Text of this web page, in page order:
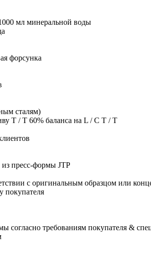
мл минеральной воды
форсунка
сталям)
T / T 60% баланса на L / C T / T
из пресс-формы JTP
с оригинальным образцом или
покупателя
согласно требованиям покупателя &